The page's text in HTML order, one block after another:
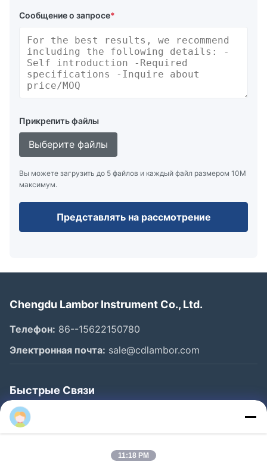
Сообщение о запросе*
Прикрепить файлы
Выберите файлы
Вы можете загрузить до 5 файлов и каждый файл размером 10M
максимум.
Представлять на рассмотрение
Chengdu Lambor Instrument Co., Ltd.
Телефон: 86--15622150780
Электронная почта: sale@cdlambor.com
Быстрые Связи
Главная Страница
Продукция
11:18 PM